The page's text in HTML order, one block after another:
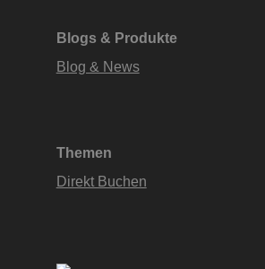
Blogs & Produkte
Blog & News
Themen
Direkt Buchen